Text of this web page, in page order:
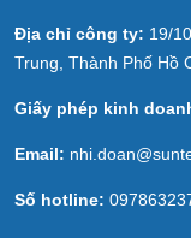
Địa chỉ công ty: 19/
Trung, Thành Phố Hồ
Giấy phép kinh
Email:
Số hotline: